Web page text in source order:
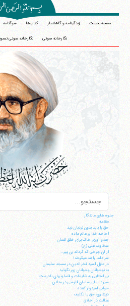
صفحه نخست زندگینامه و گاهشمار کتاب‌ها سوگنامه
نگارخانه صوتی نگارخانه صوتی
جلوه های ماندگار
مقدمه
حق را باید بدون نردبان دید
احاطه خدا بر عالم ماده
جمع آوری خاک برای خلق انسان
سخاوت علی (ع)
از آن چرخی که گرداند زن پیر...
سر علما را بند می‎کردند!
در منزل آسید فخر الدین در مسجد سلیمان
به نوجوانان وجوانان زور نگوئید
بی اعتنایی به شایعات و قضاوتهای نادرست
سیره عملی سلمان فارسی در مدائن
خوابی امیدوار کننده
دینداری، حق یا تکلیف
عدالت در اخلاق